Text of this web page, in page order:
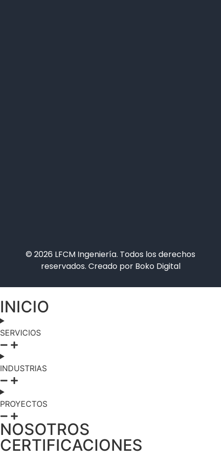
© 2026 LFCM Ingeniería. Todos los derechos
reservados. Creado por Boko Digital
INICIO
SERVICIOS
INDUSTRIAS
PROYECTOS
NOSOTROS
CERTIFICACIONES